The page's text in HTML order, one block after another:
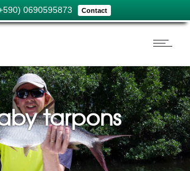
0690595873 Contact
tarpons